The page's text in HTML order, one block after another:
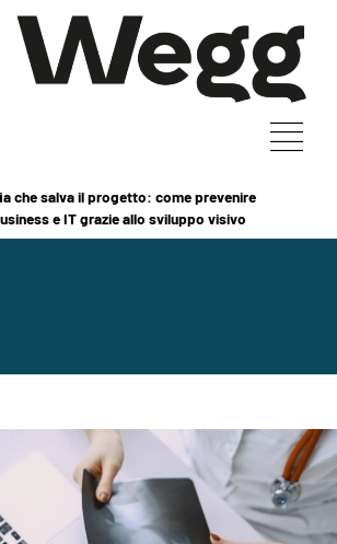
che salva il progetto: come prevenire
e IT grazie allo sviluppo visivo